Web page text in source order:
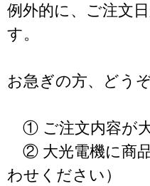
例外的に、ご注文
す。
お急ぎの方、どう
① ご注文内容が
② 大光電機に商
わせください）